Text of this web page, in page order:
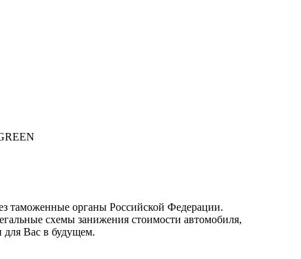
таможенные органы Российской Федерации.
схемы занижения стоимости автомобиля,
Вас в будущем.